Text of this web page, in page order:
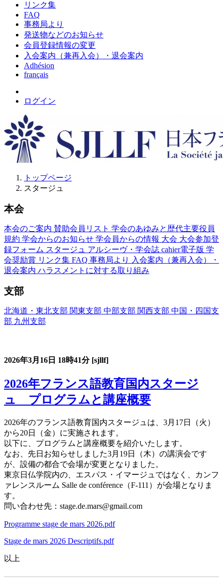
リンク集
FAQ
事務局より
発送物などのお知らせ
会員登録情報の変更
入会案内（兼再入会）・退会案内
Adhésion
français
ログイン
トップページ
スタージュ
本会
本会のご案内 賛助会員リスト 学会のあゆみと歴代主要役員
規約 学会からのお知らせ 学会員からの情報 大会 大会参加登
録フォーム スタージュ アルシーヴ・学会誌 cahier電子版 学
会奨励賞 リンク集 FAQ 事務局より
入会案内（兼再入会）・
退会案内 ハラスメントに対する取り組み
支部
北海道・東北支部 関東支部 中部支部 関西支部 中国・四国支
部 九州支部
2026年3月16日 18時41分 [sjllf]
2026年フランス語教育国内スタージ
ュ プログラムと講座概要
2026年のフランス語教育国内スタージュは、3月17日（火）
から20日（金）に実施されます。
以下に、プログラムと講座概要を紹介いたします。
なお、先日お知らせしました3月19日（木）の講演会です
が、設備の都合で会場が変更となりました。
東京日仏学院内の、エスパス・イマージュではなく、カンフ
ァレンスルーム Salle de conférence（F-111）が会場となりま
す。
問い合わせ先：stage.de.mars@gmail.com
Programme stage de mars 2026.pdf
Stage de mars 2026 Descriptifs.pdf
以上